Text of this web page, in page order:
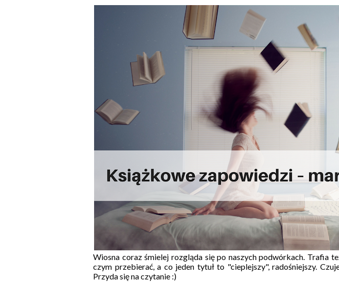
Wiosna coraz śmielej rozgląda się po naszych podwórkach. Trafia
czym przebierać, a co jeden tytuł to "cieplejszy", radośniejszy.
Przyda się na czytanie :)